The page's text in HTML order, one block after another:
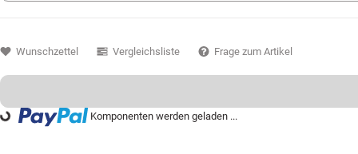
Komponenten werden geladen ...
Wunschzettel Vergleichsliste Frage zum Artikel